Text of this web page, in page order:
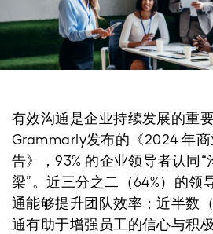
有效沟通是企业持续发展的重
Grammarly发布的《2024 年
告》，93% 的企业领导者认同
梁”。近三分之二（64%）的领
通能够提升团队效率；近半数
通有助于增强员工的信心与积